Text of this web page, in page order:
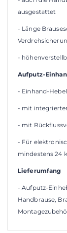
ausgestattet
- Länge
-
Aufputz-
- Einhand-
- mit
- mit
- Für
mindestens 24
Lieferumfang
- Aufputz-
Handbrause,